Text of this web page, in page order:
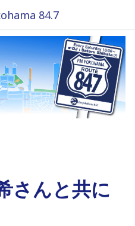
84.7
さんと共に